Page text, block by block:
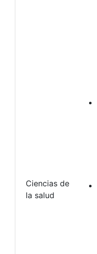
Ciencias de
la salud